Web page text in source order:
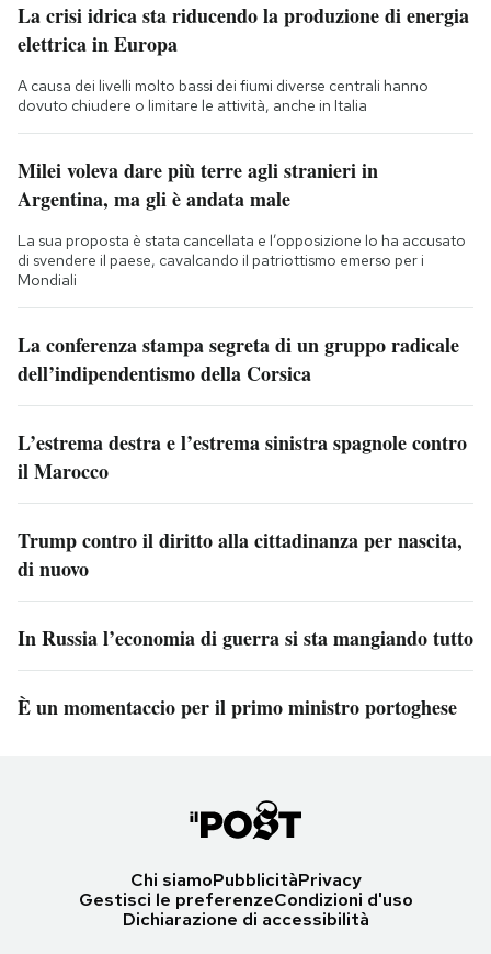
La crisi idrica sta riducendo la produzione di energia
elettrica in Europa
A causa dei livelli molto bassi dei fiumi diverse centrali hanno
dovuto chiudere o limitare le attività, anche in Italia
Milei voleva dare più terre agli stranieri in
Argentina, ma gli è andata male
La sua proposta è stata cancellata e l’opposizione lo ha accusato
di svendere il paese, cavalcando il patriottismo emerso per i
Mondiali
La conferenza stampa segreta di un gruppo radicale
dell’indipendentismo della Corsica
L’estrema destra e l’estrema sinistra spagnole contro
il Marocco
Trump contro il diritto alla cittadinanza per nascita,
di nuovo
In Russia l’economia di guerra si sta mangiando tutto
È un momentaccio per il primo ministro portoghese
Chi siamoPubblicitàPrivacy
Gestisci le preferenzeCondizioni d'uso
Dichiarazione di accessibilità